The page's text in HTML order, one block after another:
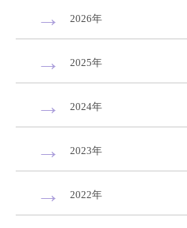
2026年
2025年
2024年
2023年
2022年